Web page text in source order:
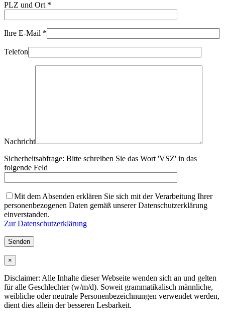
PLZ und Ort *
Ihre E-Mail *
Telefon
Nachricht
Sicherheitsabfrage: Bitte schreiben Sie das Wort 'VSZ' in das
folgende Feld
Mit dem Absenden erklären Sie sich mit der Verarbeitung Ihrer
personenbezogenen Daten gemäß unserer Datenschutzerklärung
einverstanden.
Zur Datenschutzerklärung
×
Disclaimer: Alle Inhalte dieser Webseite wenden sich an und gelten
für alle Geschlechter (w/m/d). Soweit grammatikalisch männliche,
weibliche oder neutrale Personenbezeichnungen verwendet werden,
dient dies allein der besseren Lesbarkeit.